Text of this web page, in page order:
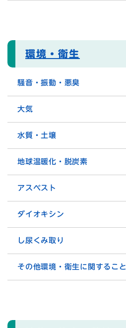
環境・衛生
騒音・振動・悪臭
大気
水質・土壌
地球温暖化・脱炭素
アスベスト
ダイオキシン
し尿くみ取り
その他環境・衛生に関すること